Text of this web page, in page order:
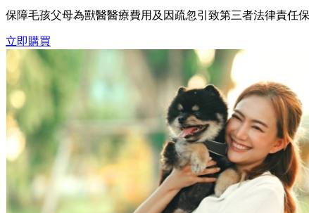
保障毛孩父母為獸醫醫療費用及因疏忽引致第三者法律責任
立即購買